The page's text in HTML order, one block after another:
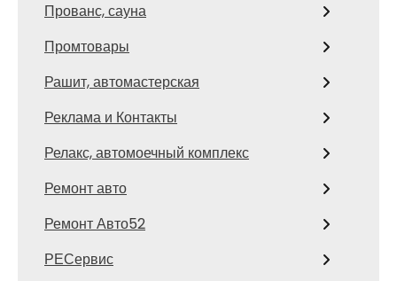
Прованс, сауна
Промтовары
Рашит, автомастерская
Реклама и Контакты
Релакс, автомоечный комплекс
Ремонт авто
Ремонт Авто52
РЕСервис